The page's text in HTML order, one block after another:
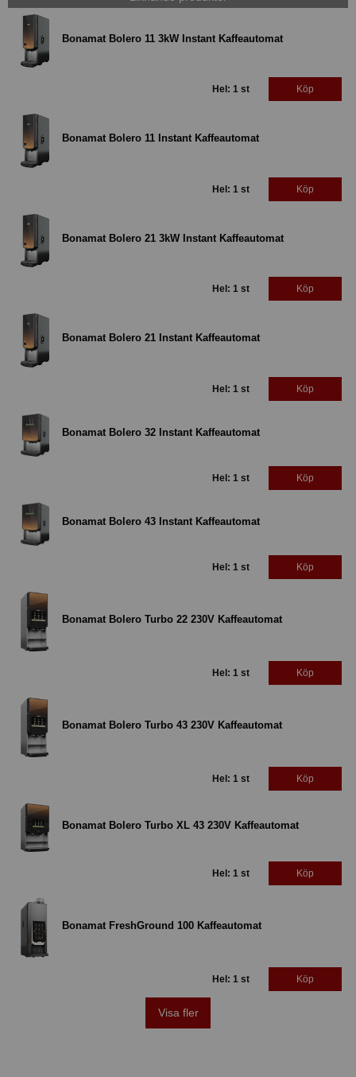
Bonamat Bolero 11 3kW Instant Kaffeautomat
Hel: 1 st Köp
Bonamat Bolero 11 Instant Kaffeautomat
Hel: 1 st Köp
Bonamat Bolero 21 3kW Instant Kaffeautomat
Hel: 1 st Köp
Bonamat Bolero 21 Instant Kaffeautomat
Hel: 1 st Köp
Bonamat Bolero 32 Instant Kaffeautomat
Hel: 1 st Köp
Bonamat Bolero 43 Instant Kaffeautomat
Hel: 1 st Köp
Bonamat Bolero Turbo 22 230V Kaffeautomat
Hel: 1 st Köp
Bonamat Bolero Turbo 43 230V Kaffeautomat
Hel: 1 st Köp
Bonamat Bolero Turbo XL 43 230V Kaffeautomat
Hel: 1 st Köp
Bonamat FreshGround 100 Kaffeautomat
Hel: 1 st Köp
Visa fler